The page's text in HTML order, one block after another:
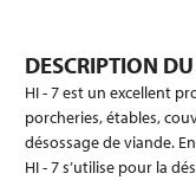
DESCRIPTION
HI - 7 est un excellent
porcheries, étables,
désossage de viande.
HI - 7 s’utilise pour la